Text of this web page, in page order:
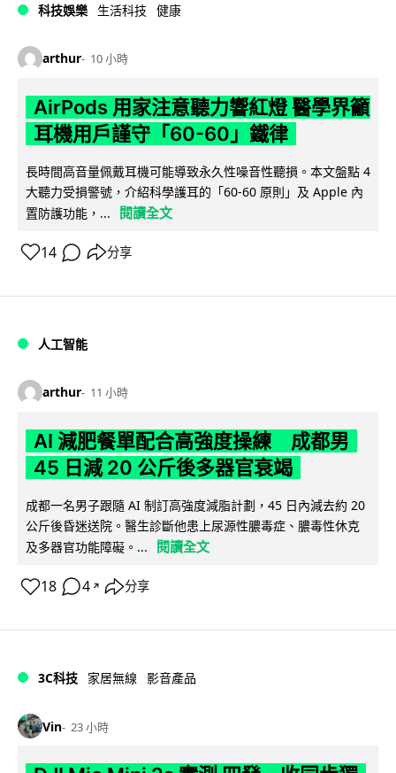
科技娛樂 生活科技 健康
arthur 10 小時
AirPods 用家注意聽力響紅燈 醫學界籲
耳機用戶謹守「60-60」鐵律
長時間高音量佩戴耳機可能導致永久性噪音性聽損。本文盤點 4
大聽力受損警號，介紹科學護耳的「60-60 原則」及 Apple 內
置防護功能，...
閱讀全文
14 分享
人工智能
arthur 11 小時
AI 減肥餐單配合高強度操練 成都男
45 日減 20 公斤後多器官衰竭
成都一名男子跟隨 AI 制訂高強度減脂計劃，45 日內減去約 20
公斤後昏迷送院。醫生診斷他患上尿源性膿毒症、膿毒性休克
及多器官功能障礙。...
閱讀全文
18 4 ↗ 分享
3C科技 家居無線 影音產品
Vin 23 小時